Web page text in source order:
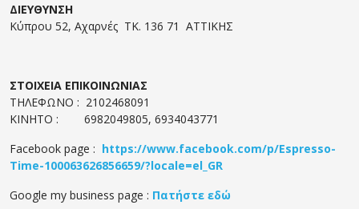
ΔΙΕΥΘΥΝΣΗ
Κύπρου 52, Αχαρνές ΤΚ. 136 71 ΑΤΤΙΚΗΣ
ΣΤΟΙΧΕΙΑ ΕΠΙΚΟΙΝΩΝΙΑΣ
ΤΗΛΕΦΩΝΟ : 2102468091
ΚΙΝΗΤΟ : 6982049805, 6934043771
Facebook page : https://www.facebook.com/p/Espresso-
Time-100063626856659/?locale=el_GR
Google my business page : Πατήστε εδώ